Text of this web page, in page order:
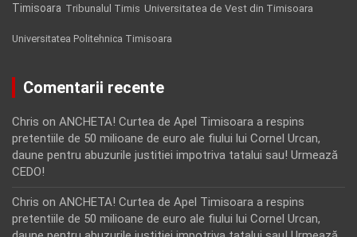
Timisoara Tribunalul Timis Universitatea de Vest din Timisoara
Universitatea Politehnica Timisoara
Comentarii recente
Chris on ANCHETA! Curtea de Apel Timisoara a respins
pretentiile de 50 milioane de euro ale fiului lui Cornel Urcan,
daune pentru abuzurile justitiei impotriva tatalui sau! Urmează
CEDO!
Chris on ANCHETA! Curtea de Apel Timisoara a respins
pretentiile de 50 milioane de euro ale fiului lui Cornel Urcan,